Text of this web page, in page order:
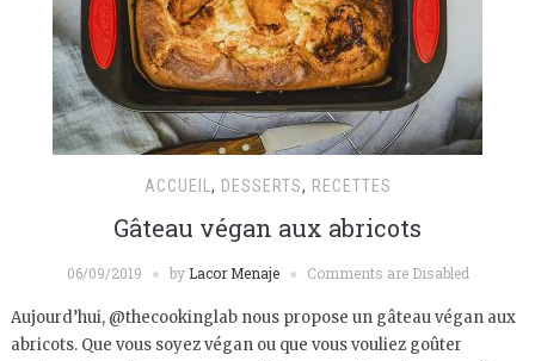
ACCUEIL , DESSERTS, RECETTES
Gâteau végan aux abricots
06/09/2019 by Lacor Menaje Comments are Disabled
Aujourd’hui, @thecookinglab nous propose un gâteau végan aux
abricots. Que vous soyez végan ou que vous vouliez goûter